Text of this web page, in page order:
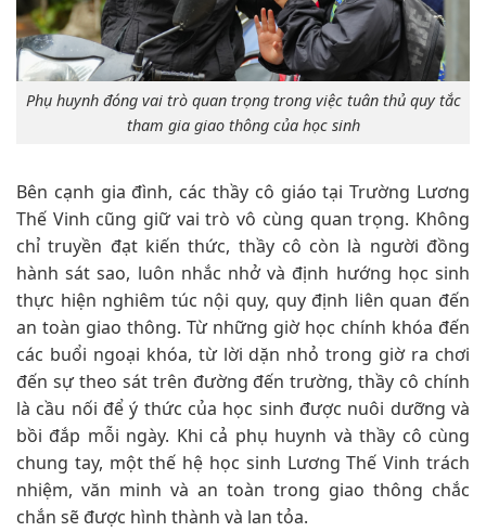
Phụ huynh đóng vai trò quan trọng trong việc tuân thủ quy tắc
tham gia giao thông của học sinh
Bên cạnh gia đình, các thầy cô giáo tại Trường Lương
Thế Vinh cũng giữ vai trò vô cùng quan trọng. Không
chỉ truyền đạt kiến thức, thầy cô còn là người đồng
hành sát sao, luôn nhắc nhở và định hướng học sinh
thực hiện nghiêm túc nội quy, quy định liên quan đến
an toàn giao thông. Từ những giờ học chính khóa đến
các buổi ngoại khóa, từ lời dặn nhỏ trong giờ ra chơi
đến sự theo sát trên đường đến trường, thầy cô chính
là cầu nối để ý thức của học sinh được nuôi dưỡng và
bồi đắp mỗi ngày. Khi cả phụ huynh và thầy cô cùng
chung tay, một thế hệ học sinh Lương Thế Vinh trách
nhiệm, văn minh và an toàn trong giao thông chắc
chắn sẽ được hình thành và lan tỏa.